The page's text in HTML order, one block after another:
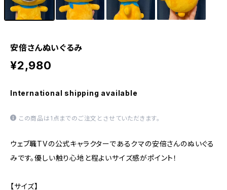
安倍さんぬいぐるみ
¥2,980
International shipping available
この商品は1点までのご注文とさせていただきます。
ウェブ職TVの公式キャラクターであるクマの安倍さんのぬいぐる
みです。優しい触り心地と程よいサイズ感がポイント！
【サイズ】